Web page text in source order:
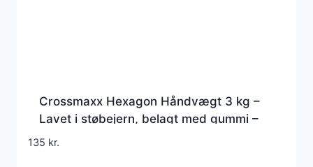
Crossmaxx Hexagon Håndvægt 3 kg –
Lavet i støbejern, belagt med gummi –
Riflet håndtag for godt greb – Til crossfit
135 kr.